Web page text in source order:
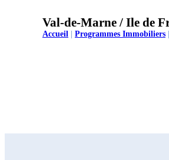
Val-de-Marne / Ile de
Accueil | Programmes Immobiliers |